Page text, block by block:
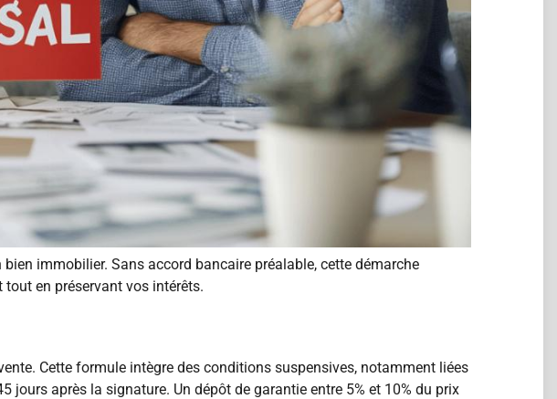
immobilier. Sans accord bancaire préalable, cette démarche
en préservant vos intérêts.
Cette formule intègre des conditions suspensives, notamment liées
jours après la signature. Un dépôt de garantie entre 5% et 10% du prix